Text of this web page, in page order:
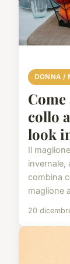
DONNA /
collo
look
Il
combina
maglione
20